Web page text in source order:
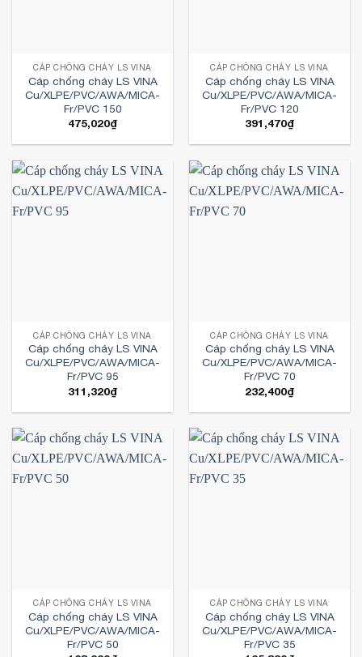
CÁP CHỐNG CHÁY LS VINA
Cáp chống cháy LS VINA
Cu/XLPE/PVC/AWA/MICA-
Fr/PVC 150
475,020₫
CÁP CHỐNG CHÁY LS VINA
Cáp chống cháy LS VINA
Cu/XLPE/PVC/AWA/MICA-
Fr/PVC 120
391,470₫
CÁP CHỐNG CHÁY LS VINA
Cáp chống cháy LS VINA
Cu/XLPE/PVC/AWA/MICA-
Fr/PVC 95
311,320₫
CÁP CHỐNG CHÁY LS VINA
Cáp chống cháy LS VINA
Cu/XLPE/PVC/AWA/MICA-
Fr/PVC 70
232,400₫
CÁP CHỐNG CHÁY LS VINA
Cáp chống cháy LS VINA
Cu/XLPE/PVC/AWA/MICA-
Fr/PVC 50
CÁP CHỐNG CHÁY LS VINA
Cáp chống cháy LS VINA
Cu/XLPE/PVC/AWA/MICA-
Fr/PVC 35